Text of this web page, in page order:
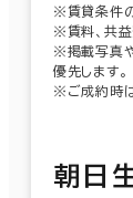
※賃貸条件の
※賃料、共益
※掲載写真
優先します。
※ご成約時
朝日